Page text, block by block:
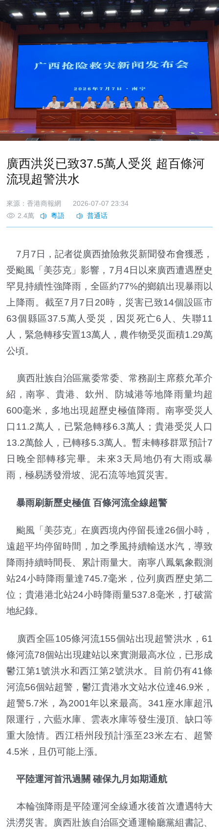
廣西洪災已致37.5萬人受災 超百條河
流現超警洪水
來源：香港商報網
2026-07-07 23:34
2.4萬
7月7日，記者從廣西搶險救災新聞發布會獲悉，
受颱風「美莎克」影響，7月4日以來廣西遭遇歷史
罕見持續性強降雨，全區約77%的鄉鎮出現暴雨以
上降雨。截至7月7日20時，災害已致14個設區市
63個縣區37.5萬人受災，因災死亡6人、失聯11
人，緊急轉移安置13萬人，農作物受災面積1.29萬
公頃。
廣西壯族自治區黨委常委、常務副主席蔡允革介
紹，南寧、貴港、欽州、防城港等地降雨量均超
600毫米，多地出現超歷史極值降雨。南寧受災人
口11.2萬人，已緊急轉移6.3萬人；貴港受災人口
13.2萬餘人，已轉移5.3萬人。暫未轉移群眾預計7
日晚全部轉移完畢。未來3天局地仍有大雨或暴
雨，極易誘發滑坡、泥石流等地質災害。
暴雨刷新歷史極值 百條河流全線超警
颱風「美莎克」在廣西境內停留長達26個小時，
遠超平均停留時間，加之季風持續輸送水汽，導致
降雨持續時間長、累計雨量大。南寧八鳳氣象觀測
站24小時降雨量達745.7毫米，位列廣西歷史第二
位；貴港港北站24小時降雨量537.8毫米，打破當
地紀錄。
廣西全區105條河流155個站出現超警洪水，61
條河流78個站出現建站以來實測最高水位，已形成
鬱江第1號洪水和西江第2號洪水。目前仍有41條
河流56個站超警，鬱江貴港水文站水位達46.9米，
超警5.7米，為2001年以來最高。341座水庫超汛
限運行，六藍水庫、雲表水庫等發生漫頂、缺口等
重大險情。西江梧州段預計漲至23米左右、超警
4.5米，且仍可能上漲。
平陸運河首汛過關 確保九月如期通航
本輪強降雨是平陸運河全線通水後首次遭遇特大
洪澇災害。廣西壯族自治區交通運輸廳黨組書記、